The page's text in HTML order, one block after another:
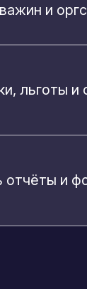
и
льготы
отчёты и